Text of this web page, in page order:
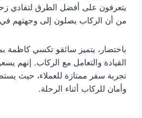
يتعرفون على أفضل الطرق لتفادي
من أن الركاب يصلون إلى وجهتهم
باختصار، يتميز سائقو تكسي كاظمة
القيادة والتعامل مع الركاب. إنهم
تجربة سفر ممتازة للعملاء، حيث
وأمان للركاب أثناء الرحلة.